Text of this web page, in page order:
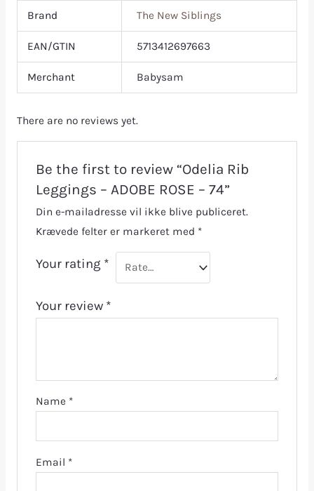
Brand The New Siblings
EAN/GTIN 5713412697663
Merchant Babysam
There are no reviews yet.
Be the first to review “Odelia Rib
Leggings – ADOBE ROSE – 74”
Din e-mailadresse vil ikke blive publiceret.
Krævede felter er markeret med *
Your rating *
Your review *
Name *
Email *